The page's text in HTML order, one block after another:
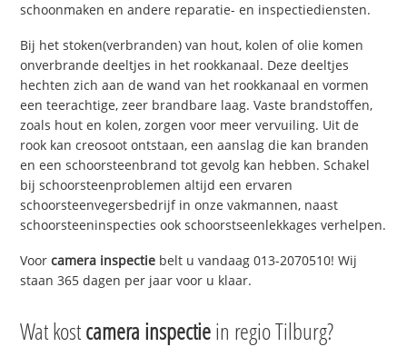
schoonmaken en andere reparatie- en inspectiediensten.
Bij het stoken(verbranden) van hout, kolen of olie komen
onverbrande deeltjes in het rookkanaal. Deze deeltjes
hechten zich aan de wand van het rookkanaal en vormen
een teerachtige, zeer brandbare laag. Vaste brandstoffen,
zoals hout en kolen, zorgen voor meer vervuiling. Uit de
rook kan creosoot ontstaan, een aanslag die kan branden
en een schoorsteenbrand tot gevolg kan hebben. Schakel
bij schoorsteenproblemen altijd een ervaren
schoorsteenvegersbedrijf in onze vakmannen, naast
schoorsteeninspecties ook schoorstseenlekkages verhelpen.
Voorcamera inspectie belt u vandaag 013-2070510! Wij
staan 365 dagen per jaar voor u klaar.
Wat kostcamera inspectiein regio Tilburg?